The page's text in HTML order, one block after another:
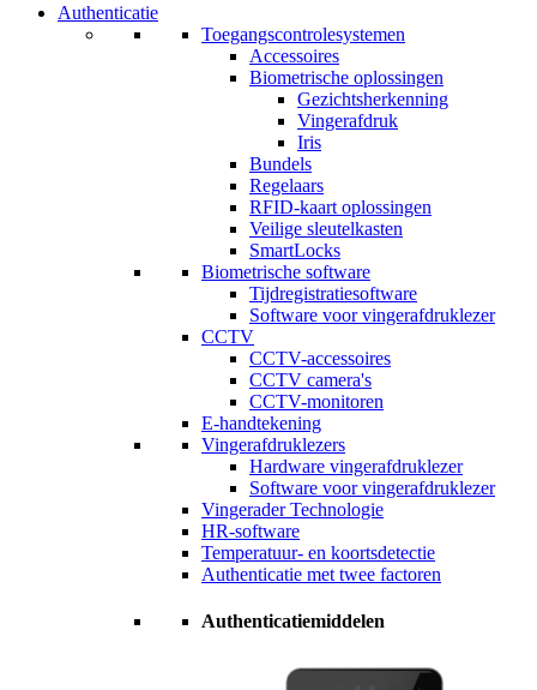
Authenticatie
Toegangscontrolesystemen
Accessoires
Biometrische oplossingen
Gezichtsherkenning
Vingerafdruk
Iris
Bundels
Regelaars
RFID-kaart oplossingen
Veilige sleutelkasten
SmartLocks
Biometrische software
Tijdregistratiesoftware
Software voor vingerafdruklezer
CCTV
CCTV-accessoires
CCTV camera's
CCTV-monitoren
E-handtekening
Vingerafdruklezers
Hardware vingerafdruklezer
Software voor vingerafdruklezer
Vingerader Technologie
HR-software
Temperatuur- en koortsdetectie
Authenticatie met twee factoren
Authenticatiemiddelen